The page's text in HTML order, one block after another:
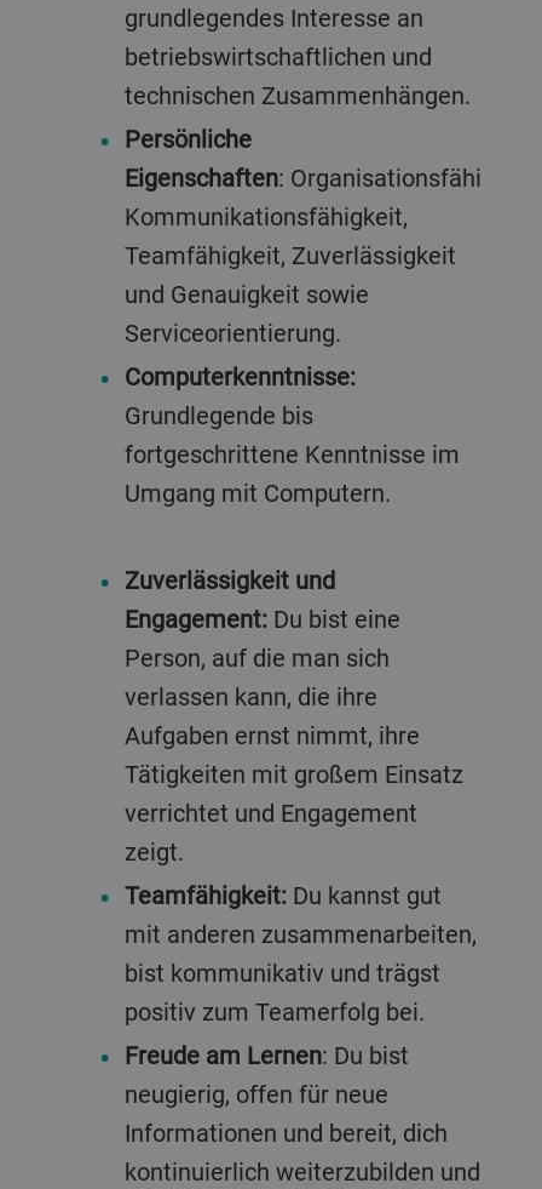
grundlegendes Interesse an
betriebswirtschaftlichen und
technischen Zusammenhängen.
Persönliche
Eigenschaften: Organisationsfähigkeit,
Kommunikationsfähigkeit,
Teamfähigkeit, Zuverlässigkeit
und Genauigkeit sowie
Serviceorientierung.
Computerkenntnisse:
Grundlegende bis
fortgeschrittene Kenntnisse im
Umgang mit Computern.
Zuverlässigkeit und
Engagement:Du bist eine
Person, auf die man sich
verlassen kann, die ihre
Aufgaben ernst nimmt, ihre
Tätigkeiten mit großem Einsatz
verrichtet und Engagement
zeigt.
Teamfähigkeit:Du kannst gut
mit anderen zusammenarbeiten,
bist kommunikativ und trägst
positiv zum Teamerfolg bei.
Freude am Lernen: Du bist
neugierig, offen für neue
Informationen und bereit, dich
kontinuierlich weiterzubilden und